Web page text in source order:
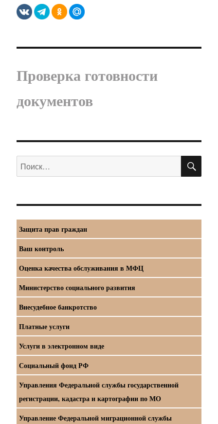
Проверка готовности
документов
Искать:
Защита прав граждан
Ваш контроль
Оценка качества обслуживания в МФЦ
Министерство социального развития
Внесудебное банкротство
Платные услуги
Услуги в электронном виде
Социальный фонд РФ
Управления Федеральной службы государственной
регистрации, кадастра и картографии по МО
Управление Федеральной миграционной службы